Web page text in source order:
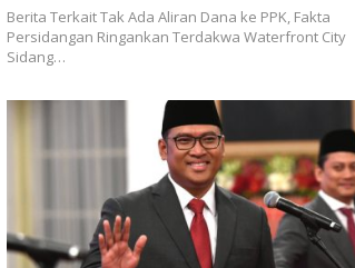
Berita Terkait Tak Ada Aliran Dana ke PPK, Fakta
Persidangan Ringankan Terdakwa Waterfront City
Sidang…